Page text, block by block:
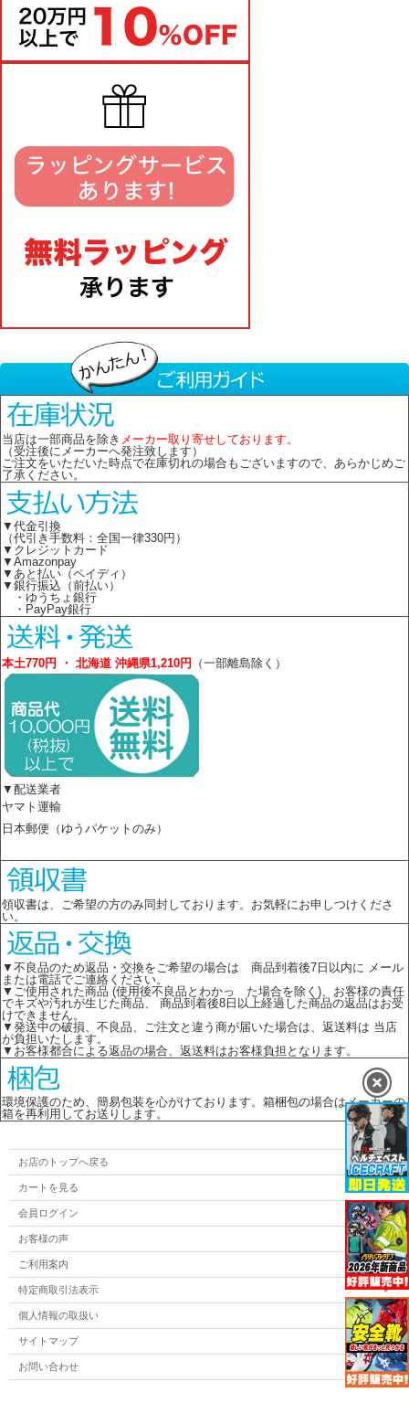
当店は一部商品を除き メーカー取り寄せしております。
（受注後にメーカーへ発注致します）
ご注文をいただいた時点で在庫切れの場合もございますので、あらかじめご
了承ください。
▼代金引換
（代引き手数料：全国一律330円）
▼クレジットカード
▼Amazonpay
▼あと払い（ペイディ）
▼銀行振込（前払い）
・ゆうちょ銀行
・PayPay銀行
本土770円 ・ 北海道 沖縄県1,210円 （一部離島除く）
▼配送業者
ヤマト運輸
日本郵便（ゆうパケットのみ）
領収書は、ご希望の方のみ同封しております。お気軽にお申しつけくださ
い。
▼不良品のため返品・交換をご希望の場合は 商品到着後7日以内に メール
または電話でご連絡ください。
▼ご使用された商品 (使用後不良品とわかっ た場合を除く)、お客様の責任
でキズや汚れが生じた商品、 商品到着後8日以上経過した商品の返品はお受
けできません。
▼発送中の破損、不良品、ご注文と違う商が届いた場合は、返送料は 当店
が負担いたします。
▼お客様都合による返品の場合、返送料はお客様負担となります。
環境保護のため、簡易包装を心がけております。箱梱包の場合はメーカーの
箱を再利用してお送りします。
お店のトップへ戻る
カートを見る
会員ログイン
お客様の声
ご利用案内
特定商取引法表示
個人情報の取扱い
サイトマップ
お問い合わせ